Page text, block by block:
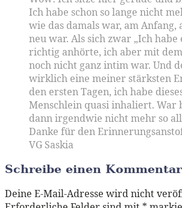
Ich habe schon so lange nicht
wie das damals war, am Anfang,
neu war. Als sich zwar „Ich habe
richtig anhörte, ich aber mit
noch nicht ganz intim war. Und
wirklich eine meiner stärksten
den ersten Tagen, ich habe
Menschlein quasi inhaliert. War
dann irgendwie nicht mehr so
Danke für den
VG Saskia
Schreibe einen Kommentar
Deine E-Mail-Adresse wird nicht